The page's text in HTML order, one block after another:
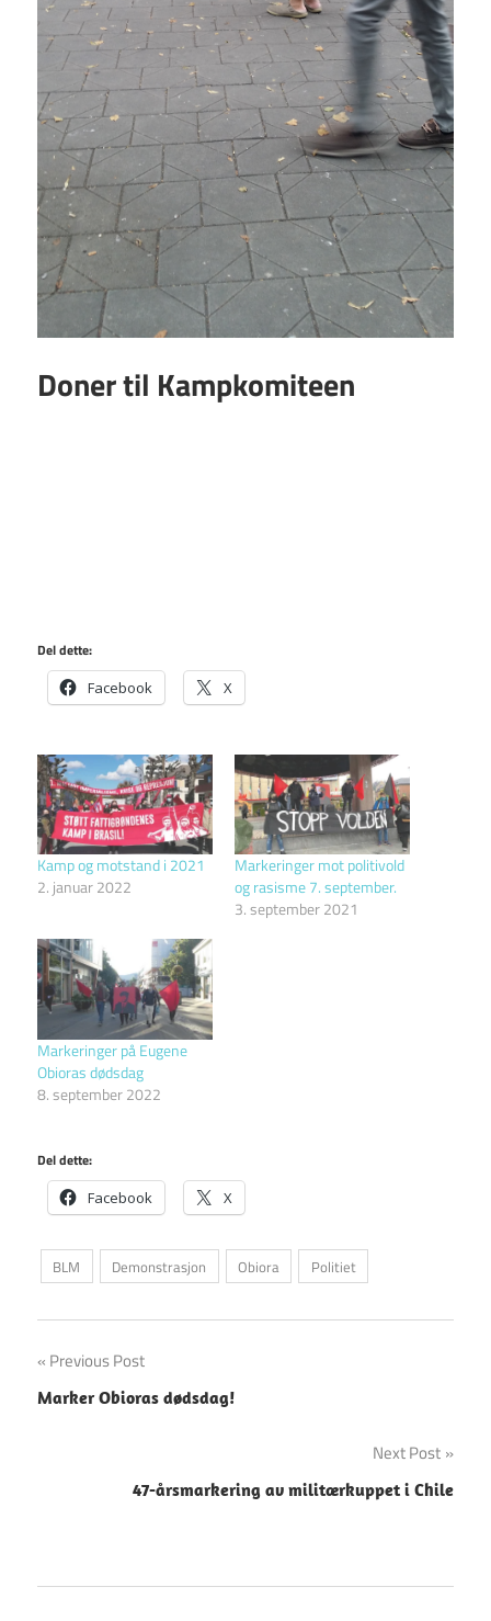
Doner til Kampkomiteen
Del dette:
Facebook X
Kamp og motstand i 2021
2. januar 2022
Markeringer mot politivold
og rasisme 7. september.
3. september 2021
Markeringer på Eugene
Obioras dødsdag
8. september 2022
Del dette:
Facebook X
BLM Demonstrasjon Obiora Politiet
Innleggsnavigasjon
Previous Post
Marker Obioras dødsdag!
Next Post
47-årsmarkering av militærkuppet i Chile